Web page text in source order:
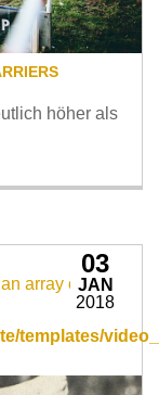
höher als
array or an
templates/
03
JAN
2018